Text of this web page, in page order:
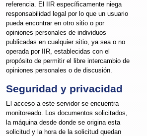
referencia. El IIR específicamente niega
responsabilidad legal por lo que un usuario
pueda encontrar en otro sitio o por
opiniones personales de individuos
publicadas en cualquier sitio, ya sea o no
operada por IIR, establecidas con el
propósito de permitir el libre intercambio de
opiniones personales o de discusión.
Seguridad y privacidad
El acceso a este servidor se encuentra
monitoreado. Los documentos solicitados,
la máquina desde donde se origina esta
solicitud y la hora de la solicitud quedan